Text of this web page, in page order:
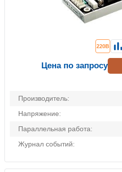
Производитель:
Напряжение:
Параллельная работа:
Журнал событий:
220В
Цена по запросу